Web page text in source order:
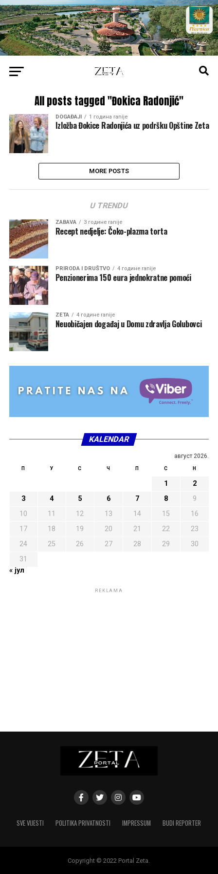
All posts tagged "Đokica Radonjić"
DOGAĐAJI 1 година ranije
Izložba Đokice Radonjića uz podršku Opštine Zeta
MORE POSTS
U TRENDU
ZABAVA 3 године ranije
Recept nedjelje: Čoko-plazma torta
PRIRODA I DRUŠTVO 4 године ranije
Penzionerima 150 eura jednokratne pomoći
ZETA 4 године ranije
Neuobičajen događaj u Domu zdravlja Golubovci
KALENDAR
август 2026.
П У С Ч П С Н
1
2
3
4 5 6 7 8
9
10
11 12 13 14 15
16
17
18 19 20 21 22
23
24
25 26 27 28 29
30
31
« јул
REKLAMA
SVE VIJESTI POLITIKA PRIVATNOSTI IMPRESSUM BUDI REPORTER
Copyright © 2022 Portal Zeta.